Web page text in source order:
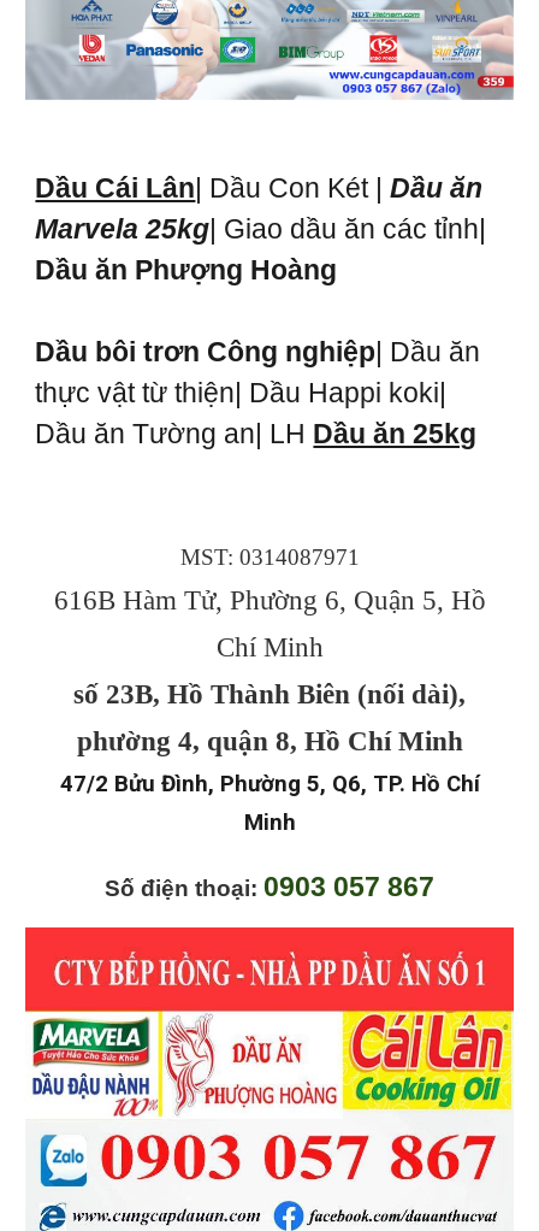
Dầu Cái Lân| Dầu Con Két |Dầu ăn
Marvela 25kg| Giao dầu ăn các tỉnh|
Dầu ăn Phượng Hoàng
Dầu bôi trơn Công nghiệp| Dầu ăn
thực vật từ thiện| Dầu Happi koki|
Dầu ăn Tường an| LH Dầu ăn 25kg
MST: 0314087971
616B Hàm Tử, Phường 6, Quận 5, Hồ
Chí Minh
số 23B, Hồ Thành Biên (nối dài),
phường 4, quận 8, Hồ Chí Minh
47/2 Bửu Đình, Phường 5, Q6, TP. Hồ Chí
Minh
Số điện thoại: 0903 057 867